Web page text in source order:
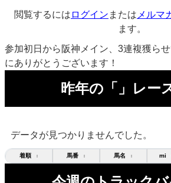
閲覧するには ログイン または メルマ
ます。
参加初日から阪神メイン、3連複獲ら
にありがとうございます！
昨年の「」レー
データが見つかりませんでした。
着順 ↕ 馬番 ↕ 馬名 ↕ mi